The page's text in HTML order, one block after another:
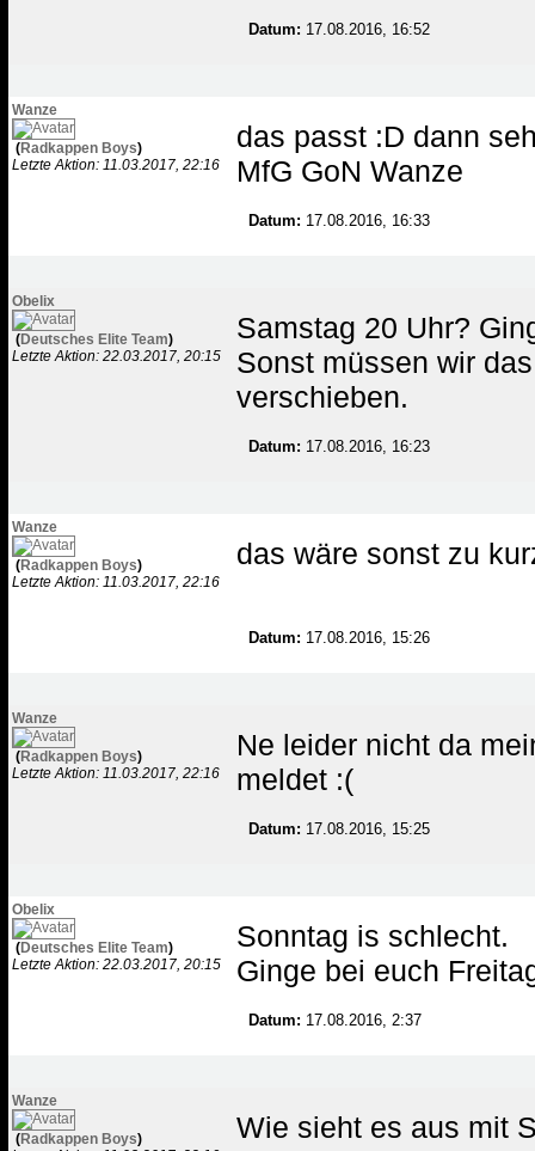
Datum: 17.08.2016, 16:52
Wanze
(Radkappen Boys)
Letzte Aktion: 11.03.2017, 22:16
das passt :D dann
MfG GoN Wanze
Datum: 17.08.2016, 16:33
Obelix
(Deutsches Elite Team)
Letzte Aktion: 22.03.2017, 20:15
Samstag 20 Uhr?
Sonst müssen wir
verschieben.
Datum: 17.08.2016, 16:23
Wanze
(Radkappen Boys)
Letzte Aktion: 11.03.2017, 22:16
das wäre sonst zu
Datum: 17.08.2016, 15:26
Wanze
(Radkappen Boys)
Letzte Aktion: 11.03.2017, 22:16
Ne leider nicht da
meldet :(
Datum: 17.08.2016, 15:25
Obelix
(Deutsches Elite Team)
Letzte Aktion: 22.03.2017, 20:15
Sonntag is schlecht.
Ginge bei euch
Datum: 17.08.2016, 2:37
Wanze
(Radkappen Boys)
Wie sieht es aus mit